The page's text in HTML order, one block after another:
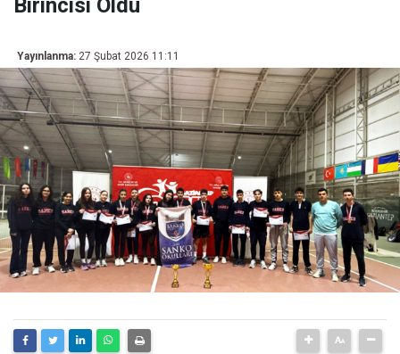
Birincisi Oldu
Yayınlanma: 27 Şubat 2026 11:11